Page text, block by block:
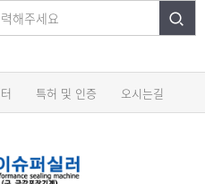
특허 및 인증 오시는길